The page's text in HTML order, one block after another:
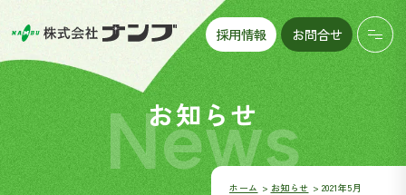
採用情報 お問合せ
お知らせ
News
ホーム お知らせ 2021年5月